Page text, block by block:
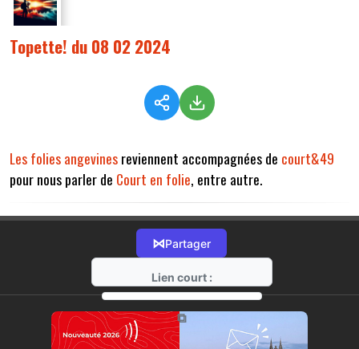
Topette! du 08 02 2024
Les folies angevinesreviennent accompagnées de court&49
pour nous parler de Court en folie, entre autre.
⋈Partager
Lien court :
https://radio-g.fr?13856
⧉